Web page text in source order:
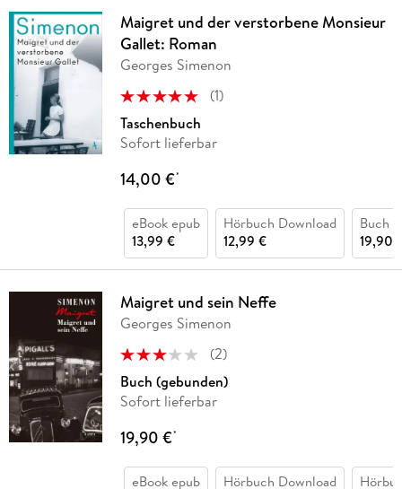
Maigret und der verstorbene Monsieur
Gallet: Roman
Georges Simenon
(1)
Taschenbuch
Sofort lieferbar
14,00 €*
eBook epub
13,99 €
Hörbuch Download
12,99 €
Buch
19,90
Maigret und sein Neffe
Georges Simenon
(2)
Buch (gebunden)
Sofort lieferbar
19,90 €*
eBook epub
Hörbuch Download